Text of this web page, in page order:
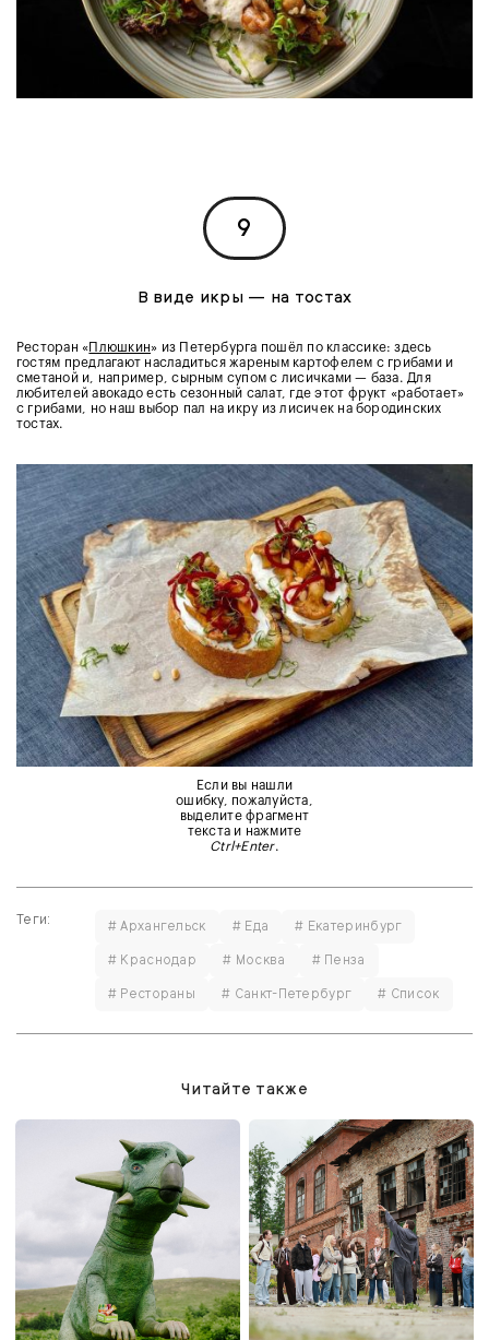
9
В виде икры — на тостах
Ресторан « Плюшкин» из Петербурга пошёл по классике: здесь
гостям предлагают насладиться жареным картофелем с грибами и
сметаной и, например, сырным супом с лисичками — база. Для
любителей авокадо есть сезонный салат, где этот фрукт «работает»
с грибами, но наш выбор пал на икру из лисичек на бородинских
тостах.
Если вы нашли
ошибку, пожалуйста,
выделите фрагмент
текста и нажмите
Ctrl+Enter.
Теги: # Архангельск # Еда
# Екатеринбург
# Краснодар
# Москва
# Пенза
# Рестораны
# Санкт-Петербург # Список
Читайте также